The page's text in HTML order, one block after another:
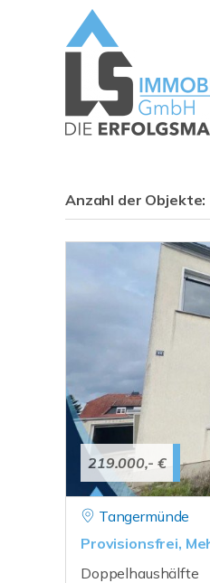
Anzahl der Objekte:
219.000,- €
Tangermünde
Provisionsfrei,
Doppelhaushälfte